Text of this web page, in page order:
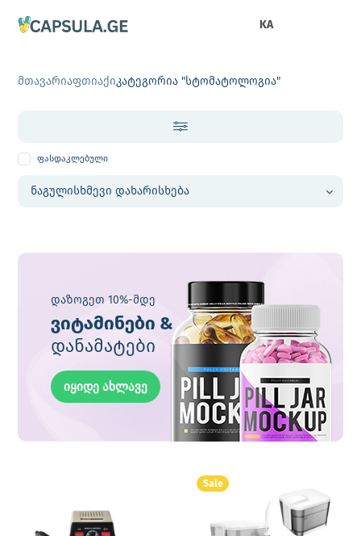
KA
მთავარიაფთიაქიკატეგორია "სტომატოლოგია"
ფასდაკლებული
დაზოგეთ 10%-მდე
ვიტამინები &
დანამატები
იყიდე ახლავე
Sale